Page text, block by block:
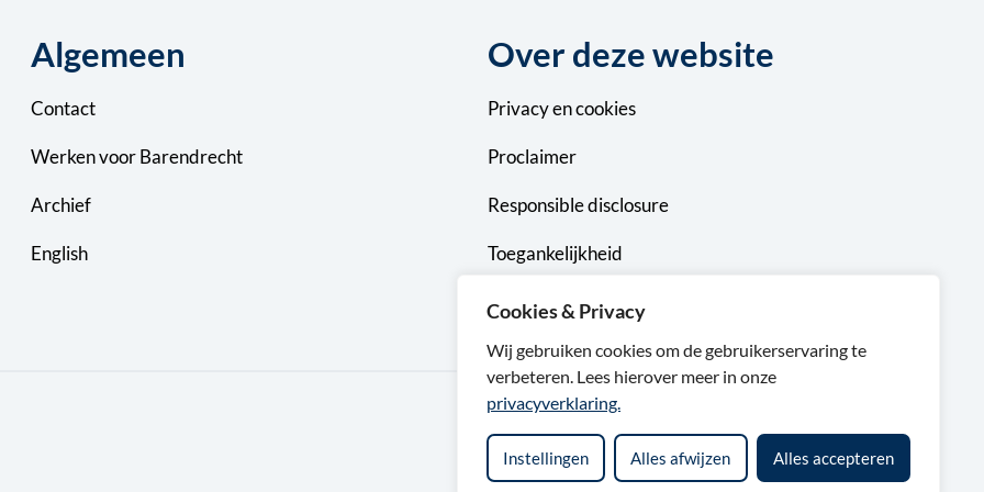
Cookies & Privacy
Wij gebruiken cookies om de gebruikerservaring te
verbeteren. Lees hierover meer in onze
privacyverklaring.
Instellingen Alles afwijzen Alles accepteren
Algemeen
Contact
Werken voor Barendrecht
Archief
English
Over deze website
Privacyencookies
Proclaimer
Responsible disclosure
Toegankelijkheid
Sitemap